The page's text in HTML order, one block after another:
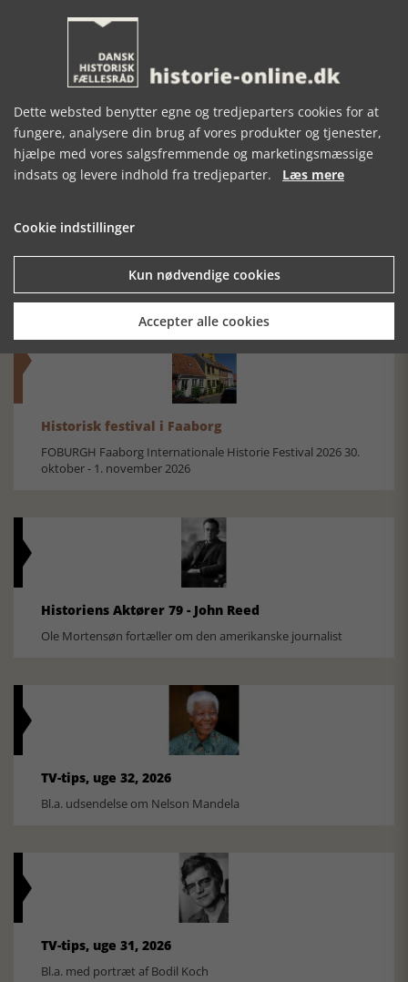
ISRAELS
PALÆSTINA
Mosefolket
Silkeborg Hovedgården
Historisk festival i Faaborg
FOBURGH Faaborg Internationale Historie Festival 2026 30.
oktober - 1. november 2026
Historiens Aktører 79 - John Reed
Ole Mortensøn fortæller om den amerikanske journalist
TV-tips, uge 32, 2026
Bl.a. udsendelse om Nelson Mandela
TV-tips, uge 31, 2026
Bl.a. med portræt af Bodil Koch
Dette websted benytter egne og tredjeparters cookies for at
fungere, analysere din brug af vores produkter og tjenester,
hjælpe med vores salgsfremmende og marketingsmæssige
indsats og levere indhold fra tredjeparter. Læs mere
Cookie indstillinger
Kun nødvendige cookies
Accepter alle cookies